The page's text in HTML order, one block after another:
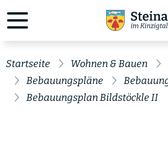
Startseite Wohnen & Bauen
Bebauungspläne
Bebauungsplan Bildstöckle II